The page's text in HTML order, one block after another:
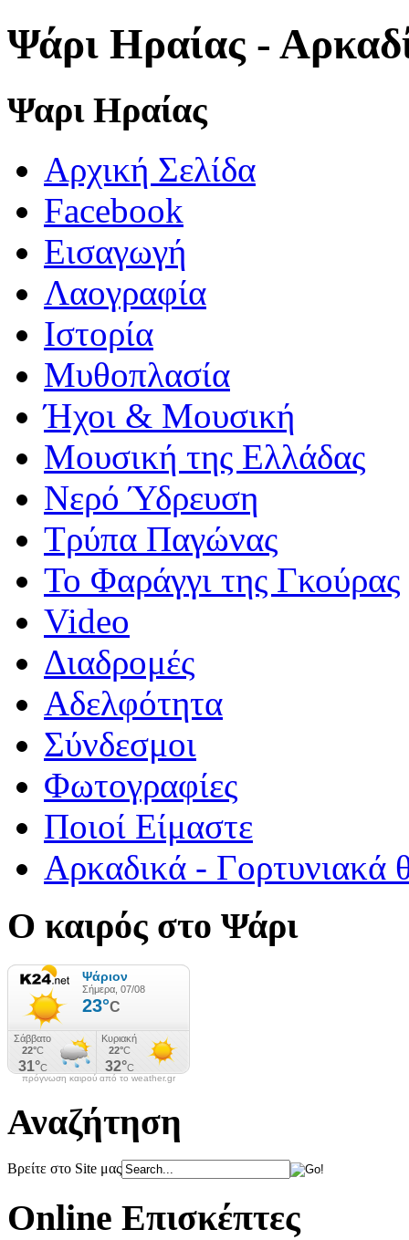
Ψάρι Ηραίας -
Ψαρι Ηραίας
Αρχική Σελίδα
Facebook
Εισαγωγή
Λαογραφία
Ιστορία
Μυθοπλασία
Ήχοι & Μουσική
Μουσική της Ελλάδας
Νερό Ύδρευση
Τρύπα Παγώνας
Το Φαράγγι της Γκούρας
Video
Διαδρομές
Αδελφότητα
Σύνδεσμοι
Φωτογραφίες
Ποιοί Είμαστε
Αρκαδικά - Γορτυνιακά
Ο καιρός στο Ψάρι
πρόγνωση καιρού από το weather.gr
Αναζήτηση
Βρείτε στο Site μας
Online Επισκέπτες